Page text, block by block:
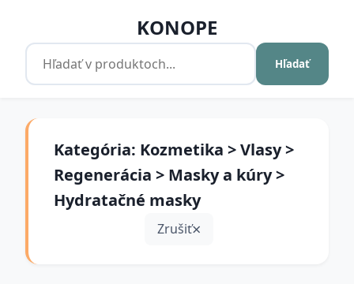
KONOPE
Hľadať
Kategória: Kozmetika > Vlasy >
Regenerácia > Masky a kúry >
Hydratačné masky
Zrušiť